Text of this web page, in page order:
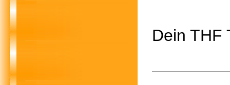
Dein THF